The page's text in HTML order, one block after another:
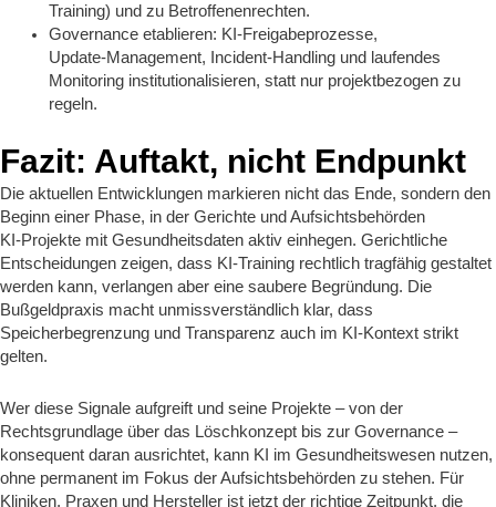
Training) und zu Betroffenenrechten.
Governance etablieren: KI‑Freigabeprozesse,
Update‑Management, Incident‑Handling und laufendes
Monitoring institutionalisieren, statt nur projektbezogen zu
regeln.
Fazit: Auftakt, nicht Endpunkt
Die aktuellen Entwicklungen markieren nicht das Ende, sondern den
Beginn einer Phase, in der Gerichte und Aufsichtsbehörden
KI‑Projekte mit Gesundheitsdaten aktiv einhegen. Gerichtliche
Entscheidungen zeigen, dass KI‑Training rechtlich tragfähig gestaltet
werden kann, verlangen aber eine saubere Begründung. Die
Bußgeldpraxis macht unmissverständlich klar, dass
Speicherbegrenzung und Transparenz auch im KI‑Kontext strikt
gelten.
Wer diese Signale aufgreift und seine Projekte – von der
Rechtsgrundlage über das Löschkonzept bis zur Governance –
konsequent daran ausrichtet, kann KI im Gesundheitswesen nutzen,
ohne permanent im Fokus der Aufsichtsbehörden zu stehen. Für
Kliniken, Praxen und Hersteller ist jetzt der richtige Zeitpunkt, die